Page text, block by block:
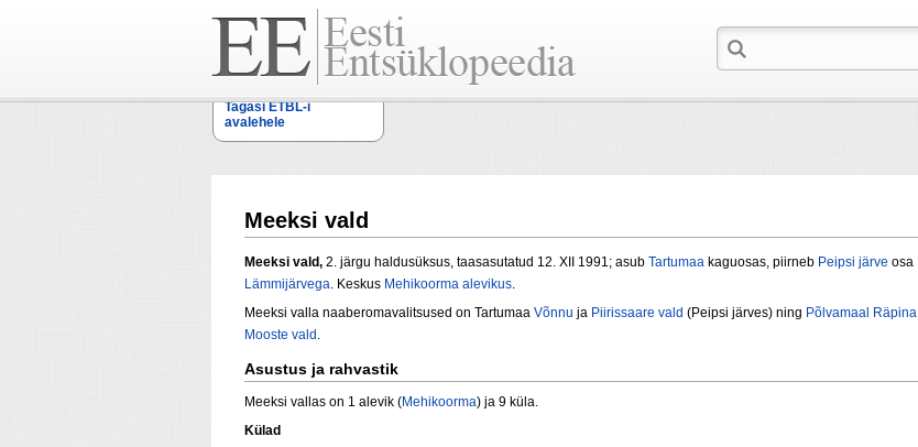
Tagasi ETBL-i
avalehele
Meeksi vald
Meeksi vald, 2. järgu haldusüksus, taasasutatud 12. XII 1991; asub Tartumaa kaguosas, piirneb Peipsi järve osa
Lämmijärvega. Keskus Mehikoorma alevikus.
Meeksi valla naaberomavalitsused on Tartumaa Võnnu ja Piirissaare vald (Peipsi järves) ning Põlvamaal Räpina
Mooste vald .
Asustus ja rahvastik
Meeksi vallas on 1 alevik (Mehikoorma) ja 9 küla.
Külad